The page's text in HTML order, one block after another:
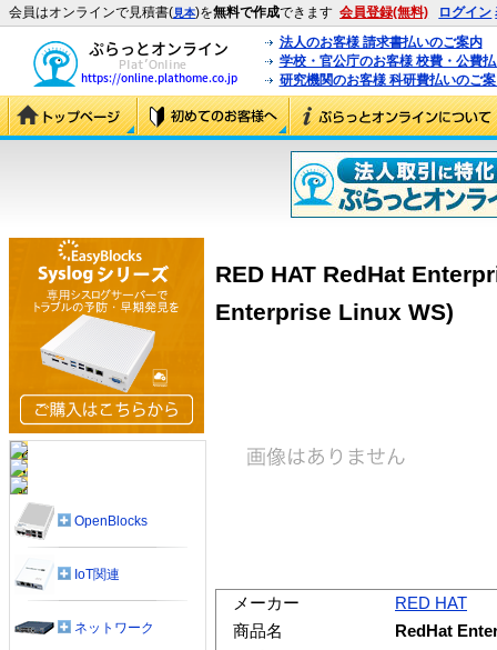
会員はオンラインで見積書(見本)を無料で作成できます 会員登録(無料) ログイン
法人のお客様 請求書払いのご案内
学校・官公庁のお客様 校費・公費
研究機関のお客様 科研費払いのご
RED HAT RedHat
Enterprise Linux WS)
メーカー
RED HAT
商品名
RedHat
OpenBlocks
IoT関連
ネットワーク